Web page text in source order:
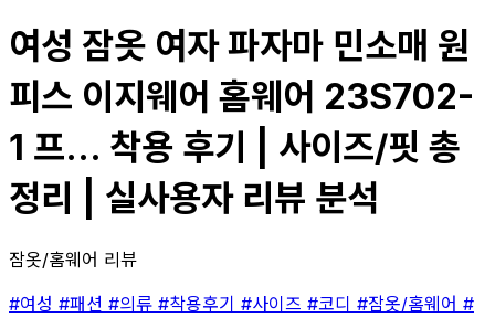
여성 잠옷 여자 파자마 민소매 원
피스 이지웨어 홈웨어 23S702-
1 프... 착용 후기 | 사이즈/핏 총
정리 | 실사용자 리뷰 분석
잠옷/홈웨어 리뷰
#여성 #패션 #의류 #착용후기 #사이즈 #코디 #잠옷/홈웨어 #